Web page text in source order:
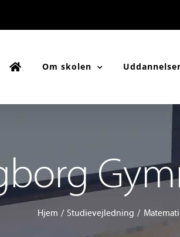
Om skolen Uddannelser
Hjem Studievejledning